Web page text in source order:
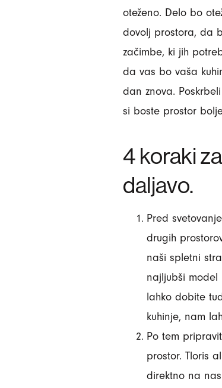
oteženo. Delo bo
dovolj prostora, da
začimbe, ki jih
da vas bo vaša
dan znova.
si boste prostor
4 koraki
daljavo.
Pred
drugih
naši spletni
najljubši
lahko dobite
kuhinje, nam
Po tem
prostor. Tloris
direktno na